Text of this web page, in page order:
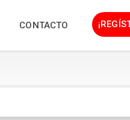
CONTACTO